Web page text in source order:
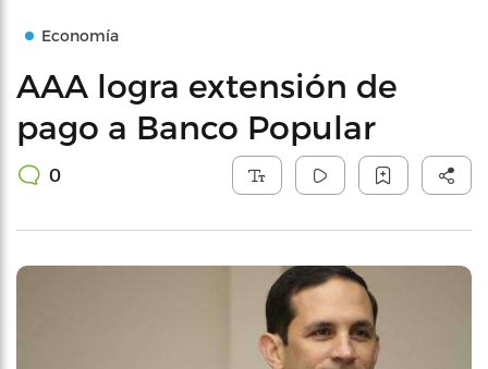
Economía
AAA logra extensión de
pago a Banco Popular
0